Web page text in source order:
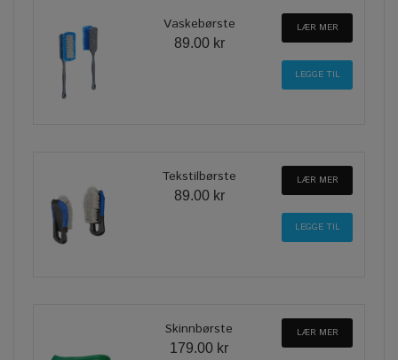
Vaskebørste
89.00 kr
LÆR MER
Tekstilbørste
89.00 kr
LÆR MER
Skinnbørste
179.00 kr
LÆR MER